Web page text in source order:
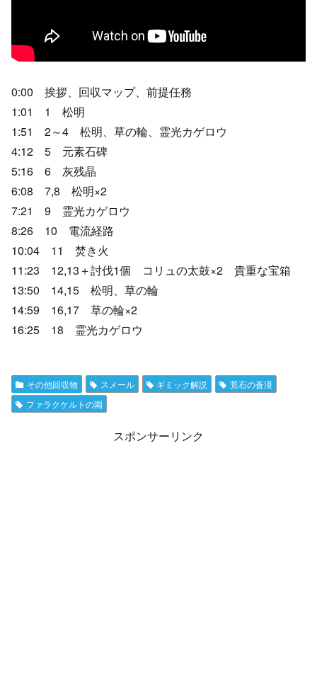
0:00 挨拶、回収マップ、前提任務
1:01 1 松明
1:51 2～4 松明、草の輪、霊光カゲロウ
4:12 5 元素石碑
5:16 6 灰残晶
6:08 7,8 松明×2
7:21 9 霊光カゲロウ
8:26 10 電流経路
10:04 11 焚き火
11:23 12,13＋討伐1個 コリュの太鼓×2 貴重な宝箱
13:50 14,15 松明、草の輪
14:59 16,17 草の輪×2
16:25 18 霊光カゲロウ
その他回収物 スメール ギミック解説
荒石の蒼漠
ファラクケルトの園
スポンサーリンク